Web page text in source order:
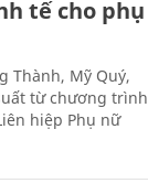
tế cho phụ
Thành, Mỹ Quý,
từ chương trình
hiệp Phụ nữ